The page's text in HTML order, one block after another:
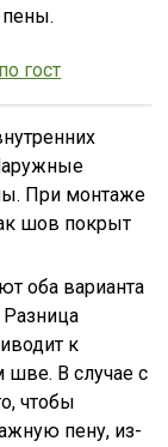
пены.
гост
При монтаже
шов покрыт
оба варианта
к
шве. В случае с
чтобы
пену, из-